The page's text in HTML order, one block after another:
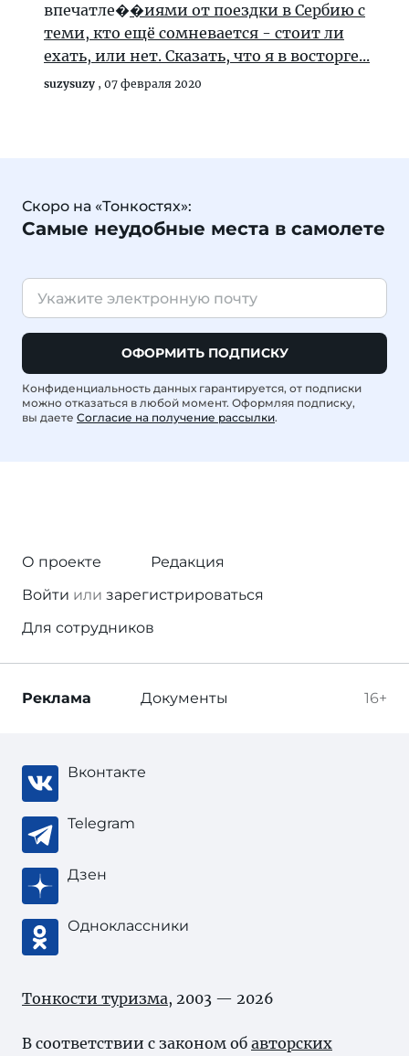
впечатле��иями от поездки в Сербию с
теми, кто ещё сомневается - стоит ли
ехать, или нет. Сказать, что я в восторге...
suzysuzy , 07 февраля 2020
Скоро на «Тонкостях»:
Самые неудобные места в самолете
ОФОРМИТЬ ПОДПИСКУ
Конфиденциальность данных гарантируется, от подписки
можно отказаться в любой момент. Оформляя подписку,
вы даете Согласие на получение рассылки.
О проекте
Редакция
Войти или зарегистрироваться
Для сотрудников
16+
Реклама Документы
Вконтакте
Telegram
Дзен
Одноклассники
Тонкости туризма, 2003 — 2026
В соответствии с законом об авторских